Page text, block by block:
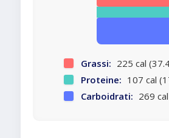
Grassi: 225 cal
Proteine: 107 cal
Carboidrati: 269